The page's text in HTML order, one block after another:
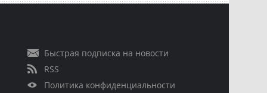
Быстрая подписка на новости
RSS
Политика конфиденциальности